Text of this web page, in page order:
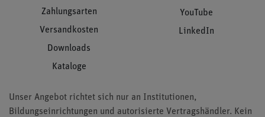
Zahlungsarten
Versandkosten
Downloads
Kataloge
YouTube
LinkedIn
Unser Angebot richtet sich nur an Institutionen,
Bildungseinrichtungen und autorisierte Vertragshändler. Kein